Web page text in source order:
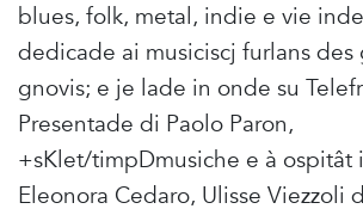
blues, folk, metal, indie e vie
dedicade ai musiciscj furlans des
gnovis; e je lade in onde su
Presentade di Paolo Paron,
+sKlet/timpDmusiche e à ospitât
Eleonora Cedaro, Ulisse Viezzoli